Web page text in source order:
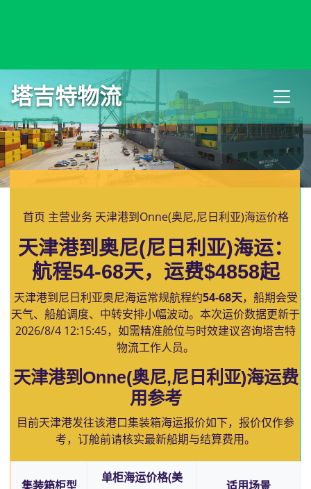
塔吉特物流
首页 主营业务 天津港到Onne(奥尼,尼日利亚)海运价格
天津港到奥尼(尼日利亚)海运：
航程54-68天，运费$4858起
天津港到尼日利亚奥尼海运常规航程约54-68天，船期会受
天气、船舶调度、中转安排小幅波动。本次运价数据更新于
2026/8/4 12:15:45，如需精准舱位与时效建议咨询塔吉特
物流工作人员。
天津港到Onne(奥尼,尼日利亚)海运费
用参考
目前天津港发往该港口集装箱海运报价如下，报价仅作参
考，订舱前请核实最新船期与结算费用。
集装箱柜型
单柜海运价格(美
适用场景